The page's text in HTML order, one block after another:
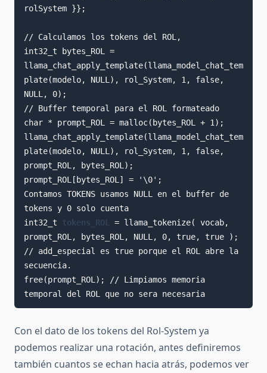
rolSystem }};
// Calculamos los tokens del ROL,
int32_t bytes_ROL =
llama_chat_apply_template(llama_model_chat_tem
plate(modelo, NULL), rol_System, 1, false,
NULL, 0);
// Buffer temporal para el ROL formateado
char * prompt_ROL = malloc(bytes_ROL + 1);
llama_chat_apply_template(llama_model_chat_tem
plate(modelo, NULL), rol_System, 1, false,
prompt_ROL, bytes_ROL);
prompt_ROL[bytes_ROL] = '\0';
Contamos TOKENS usamos NULL en el buffer de
tokens y 0 solo cuenta
int32_t tokens_ROL = llama_tokenize( vocab,
prompt_ROL, bytes_ROL, NULL, 0, true, true );
// add_especial es true porque el ROL abre la
secuencia.
free(prompt_ROL); // Limpiamos memoria
temporal del ROL que no sera necesaria
Con el dato de los tokens del Rol-System ya
podemos realizar una rotación, antes definiremos
también cuantos se echan hacia atrás, podemos ver